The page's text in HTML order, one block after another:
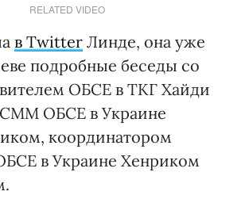
RELATED VIDEO
в Twitter Линде, она уже
подробные беседы со
ОБСЕ в ТКГ Хайди
СММ ОБСЕ в Украине
координатором
в Украине Хенриком